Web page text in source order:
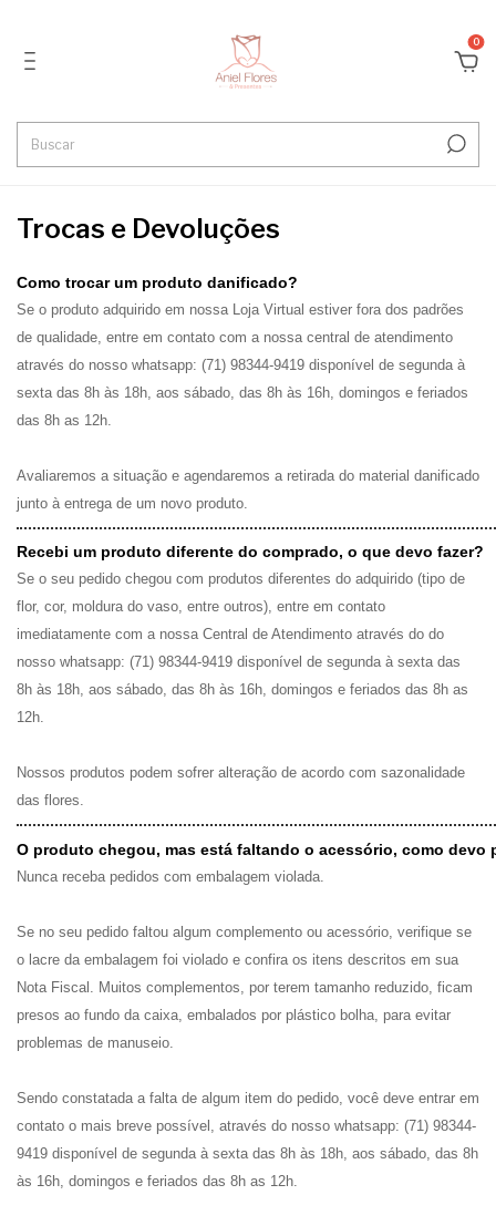
0
Trocas e Devoluções
Como trocar um produto danificado?
Se o produto adquirido em nossa Loja Virtual estiver fora dos padrões
de qualidade, entre em contato com a nossa central de atendimento
através do nosso whatsapp: (71) 98344-9419 disponível de segunda à
sexta das 8h às 18h, aos sábado, das 8h às 16h, domingos e feriados
das 8h as 12h.
Avaliaremos a situação e agendaremos a retirada do material danificado
junto à entrega de um novo produto.
Recebi um produto diferente do comprado, o que devo fazer?
Se o seu pedido chegou com produtos diferentes do adquirido (tipo de
flor, cor, moldura do vaso, entre outros), entre em contato
imediatamente com a nossa Central de Atendimento através do do
nosso whatsapp: (71) 98344-9419 disponível de segunda à sexta das
8h às 18h, aos sábado, das 8h às 16h, domingos e feriados das 8h as
12h.
Nossos produtos podem sofrer alteração de acordo com sazonalidade
das flores.
O produto chegou, mas está faltando o acessório, como devo
Nunca receba pedidos com embalagem violada.
Se no seu pedido faltou algum complemento ou acessório, verifique se
o lacre da embalagem foi violado e confira os itens descritos em sua
Nota Fiscal. Muitos complementos, por terem tamanho reduzido, ficam
presos ao fundo da caixa, embalados por plástico bolha, para evitar
problemas de manuseio.
Sendo constatada a falta de algum item do pedido, você deve entrar em
contato o mais breve possível, através do nosso whatsapp: (71) 98344-
9419 disponível de segunda à sexta das 8h às 18h, aos sábado, das 8h
às 16h, domingos e feriados das 8h as 12h.